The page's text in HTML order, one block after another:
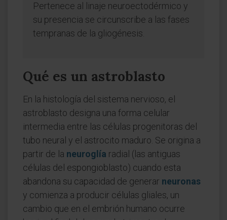
Pertenece al linaje neuroectodérmico y
su presencia se circunscribe a las fases
tempranas de la gliogénesis.
Qué es un astroblasto
En la histología del sistema nervioso, el
astroblasto designa una forma celular
intermedia entre las células progenitoras del
tubo neural y el astrocito maduro. Se origina a
partir de la neuroglía radial (las antiguas
células del espongioblasto) cuando esta
abandona su capacidad de generar neuronas
y comienza a producir células gliales, un
cambio que en el embrión humano ocurre